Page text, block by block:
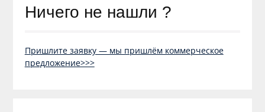
Ничего не нашли ?
Пришлите заявку — мы пришлём коммерческое
предложение>>>